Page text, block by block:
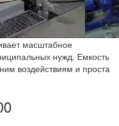
масштабное
нужд. Емкость
воздействиям и проста